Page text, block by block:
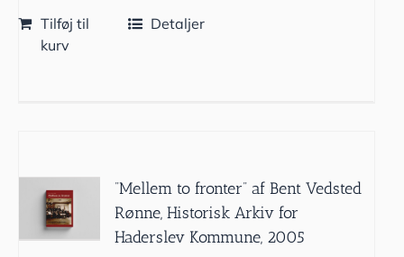
Tilføj til
kurv
Detaljer
”Mellem to fronter” af Bent Vedsted
Rønne, Historisk Arkiv for
Haderslev Kommune, 2005